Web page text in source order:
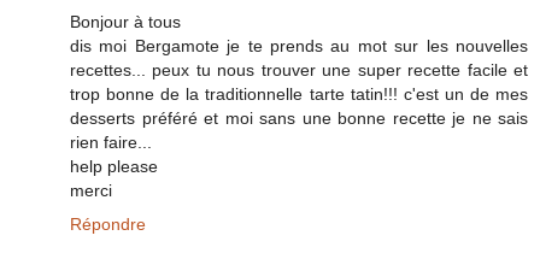
Bonjour à tous
dis moi Bergamote je te prends au mot sur les nouvelles
recettes... peux tu nous trouver une super recette facile et
trop bonne de la traditionnelle tarte tatin!!! c'est un de mes
desserts préféré et moi sans une bonne recette je ne sais
rien faire...
help please
merci
Répondre